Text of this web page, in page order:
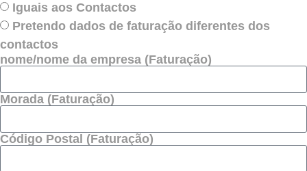
Iguais aos Contactos
Pretendo dados de faturação diferentes dos
contactos
nome/nome da empresa (Faturação)
Morada (Faturação)
Código Postal (Faturação)